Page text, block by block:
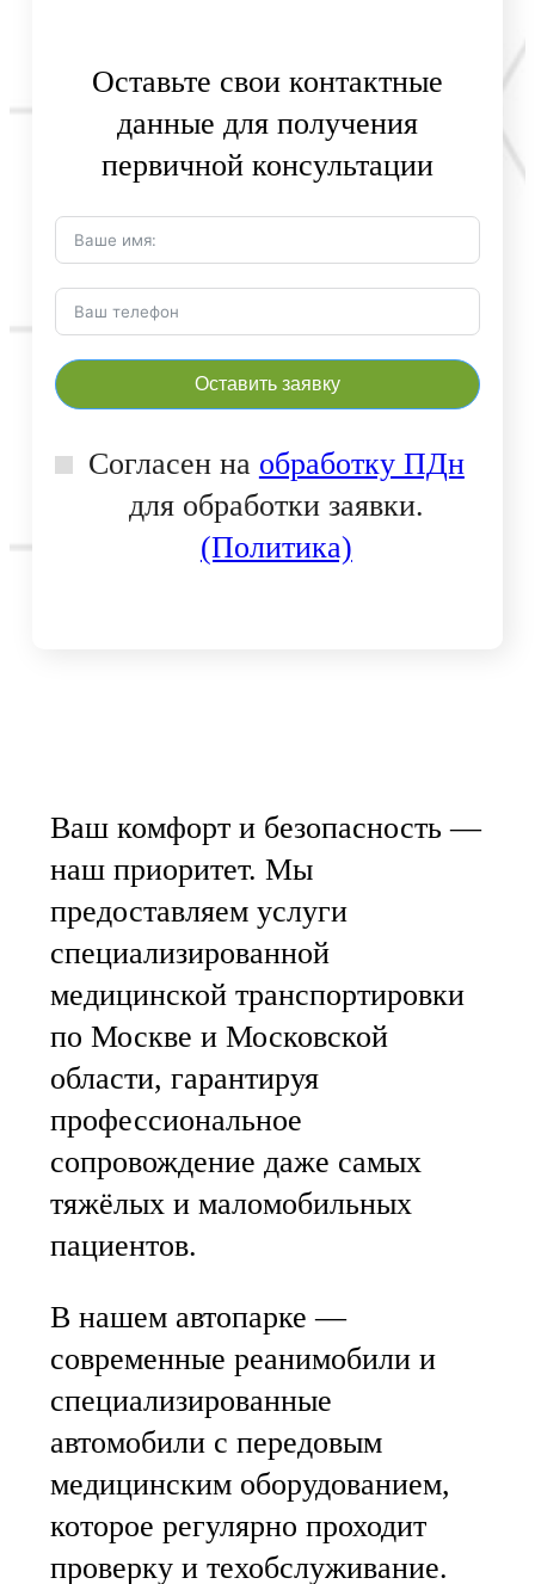
Оставьте свои контактные
данные для получения
первичной консультации
Оставить заявку
Согласен на обработку ПДн
для обработки заявки.
(Политика)
Ваш комфорт и безопасность —
наш приоритет. Мы
предоставляем услуги
специализированной
медицинской транспортировки
по Москве и Московской
области, гарантируя
профессиональное
сопровождение даже самых
тяжёлых и маломобильных
пациентов.
В нашем автопарке —
современные реанимобили и
специализированные
автомобили с передовым
медицинским оборудованием,
которое регулярно проходит
проверку и техобслуживание.